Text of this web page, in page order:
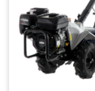
Master
Mastercook
Masterpro
McCulloch